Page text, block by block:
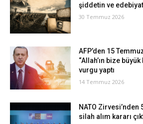
şiddetin ve
30 Temmuz 2026
AFP’den 15
“Allah’ın bize
vurgu yaptı
14 Temmuz 2026
NATO
silah alım kararı